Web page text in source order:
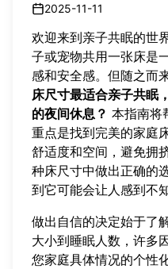
2025-11-11
欢迎来到亲子共眠的世
子或宠物共用一张床是
感和安全感。但随之而
床尺寸最适合亲子共眠
的夜间休息？ 本指南将
重点是找到完美的家庭
舒适度和空间，避免拥
种床尺寸中做出正确的
到它可能会让人感到不
做出自信的决定始于了
大小到睡眠人数，许多
您家庭具体情况的个性